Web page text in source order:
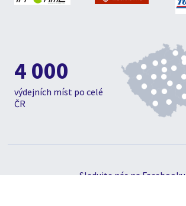
4 000
výdejních míst po celé
ČR
Sledujte nás na Facebooku